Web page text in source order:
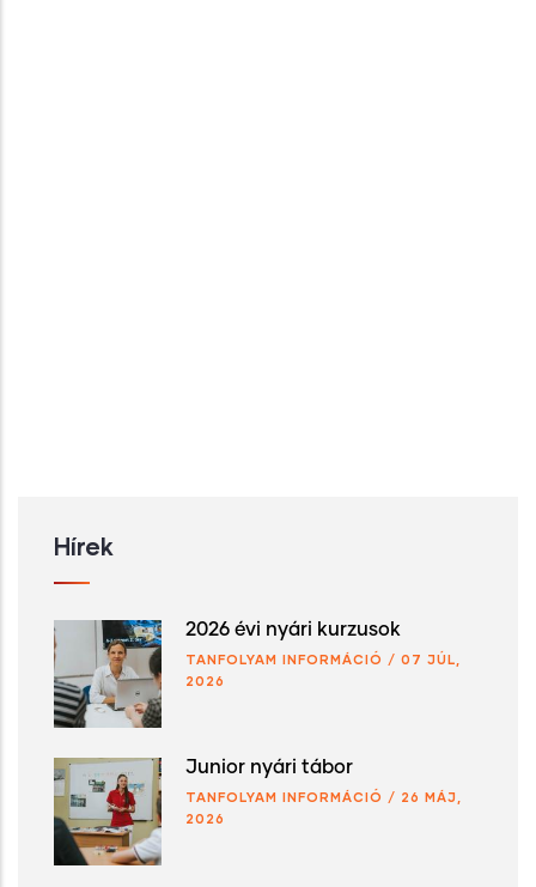
Hírek
2026 évi nyári kurzusok
TANFOLYAM INFORMÁCIÓ / 07 JÚL,
2026
Junior nyári tábor
TANFOLYAM INFORMÁCIÓ / 26 MÁJ,
2026